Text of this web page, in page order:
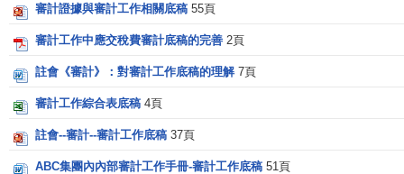
記錄和資料。
2.業務類工作底稿
體審計程式
形成的內部控制問題調查表和
項目明細表、資產盤點表或調節表、詢證函、分析性測試
審計證據與審計工作相關底稿 55頁
審計工作中應交稅費審計底稿的完善 2頁
註會《審計》：對審計工作底稿的理解 7頁
審計工作綜合表底稿 4頁
註會--審計--審計工作底稿 37頁
ABC集團內內部審計工作手冊-審計工作底稿 51頁